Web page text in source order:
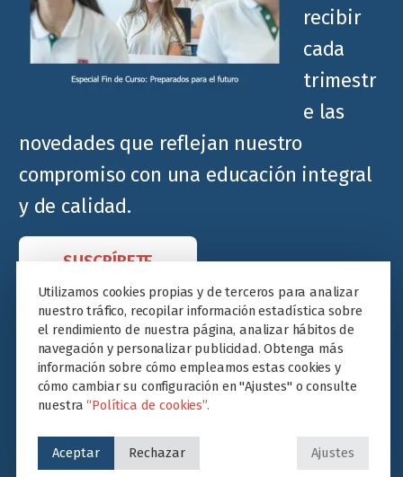
recibir
cada
trimestr
e las
novedades que reflejan nuestro
compromiso con una educación integral
y de calidad.
SUSCRÍBETE
Utilizamos cookies propias y de terceros para analizar
nuestro tráfico, recopilar información estadística sobre
el rendimiento de nuestra página, analizar hábitos de
navegación y personalizar publicidad. Obtenga más
información sobre cómo empleamos estas cookies y
cómo cambiar su configuración en "Ajustes" o consulte
nuestra“Política de cookies”.
Aceptar Rechazar Ajustes